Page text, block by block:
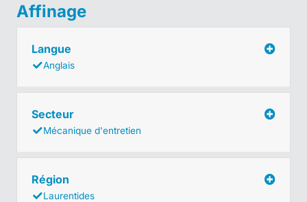
Affinage
Langue
Anglais
Secteur
Mécanique d'entretien
Région
Laurentides